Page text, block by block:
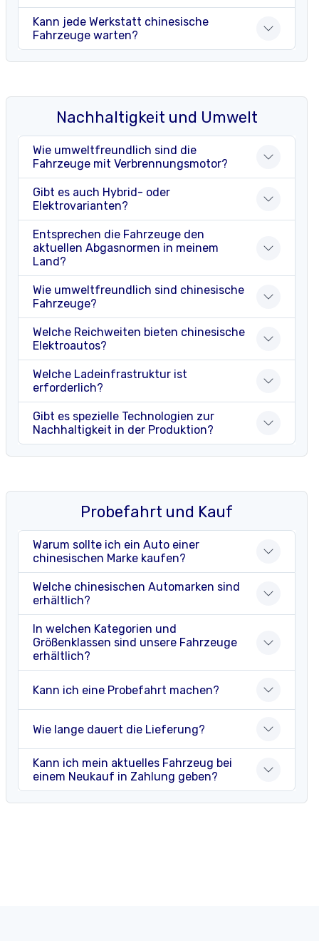
Kann jede Werkstatt chinesische
Fahrzeuge warten?
Nachhaltigkeit und Umwelt
Wie umweltfreundlich sind die
Fahrzeuge mit Verbrennungsmotor?
Gibt es auch Hybrid- oder
Elektrovarianten?
Entsprechen die Fahrzeuge den
aktuellen Abgasnormen in meinem
Land?
Wie umweltfreundlich sind chinesische
Fahrzeuge?
Welche Reichweiten bieten chinesische
Elektroautos?
Welche Ladeinfrastruktur ist
erforderlich?
Gibt es spezielle Technologien zur
Nachhaltigkeit in der Produktion?
Probefahrt und Kauf
Warum sollte ich ein Auto einer
chinesischen Marke kaufen?
Welche chinesischen Automarken sind
erhältlich?
In welchen Kategorien und
Größenklassen sind unsere Fahrzeuge
erhältlich?
Kann ich eine Probefahrt machen?
Wie lange dauert die Lieferung?
Kann ich mein aktuelles Fahrzeug bei
einem Neukauf in Zahlung geben?